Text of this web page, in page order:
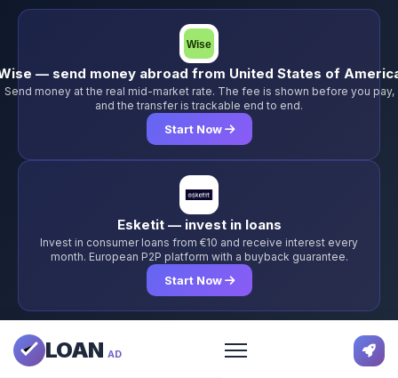
— send money abroad from United States of
Send money at the real mid-market rate. The fee is shown before you pay,
and the transfer is trackable end to end.
Start Now
Esketit — invest in loans
Invest in consumer loans from €10 and receive interest every
month. European P2P platform with a buyback guarantee.
Start Now
LOAN AD